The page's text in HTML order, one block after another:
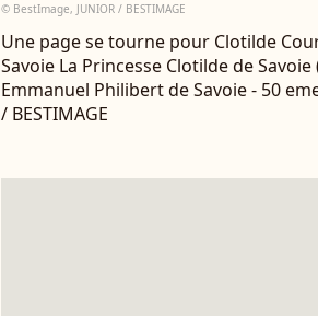
© BestImage, JUNIOR / BESTIMAGE
Une page se tourne pour Clotilde
Savoie La Princesse Clotilde de
Emmanuel Philibert de Savoie - 50
/ BESTIMAGE